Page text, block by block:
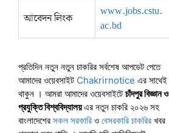
আবেদন লিংক
www.jobs.cstu.
ac.bd
প্রতিদিন নতুন নতুন চাকরির সর্বশেষ আপডেট পেতে
আমাদের ওয়েবসাইট Chakrirnotice এর সাথেই
থাকুন । আমরা আমাদের ওয়েবসাইটে চাঁদপুর বিজ্ঞান ও
প্রযুক্তি বিশ্ববিদ্যালয়এর নতুন চাকরি ২০২৬ সহ
বাংলাদেশের সকল সরকারি ও বেসরকারি চাকরির খবর